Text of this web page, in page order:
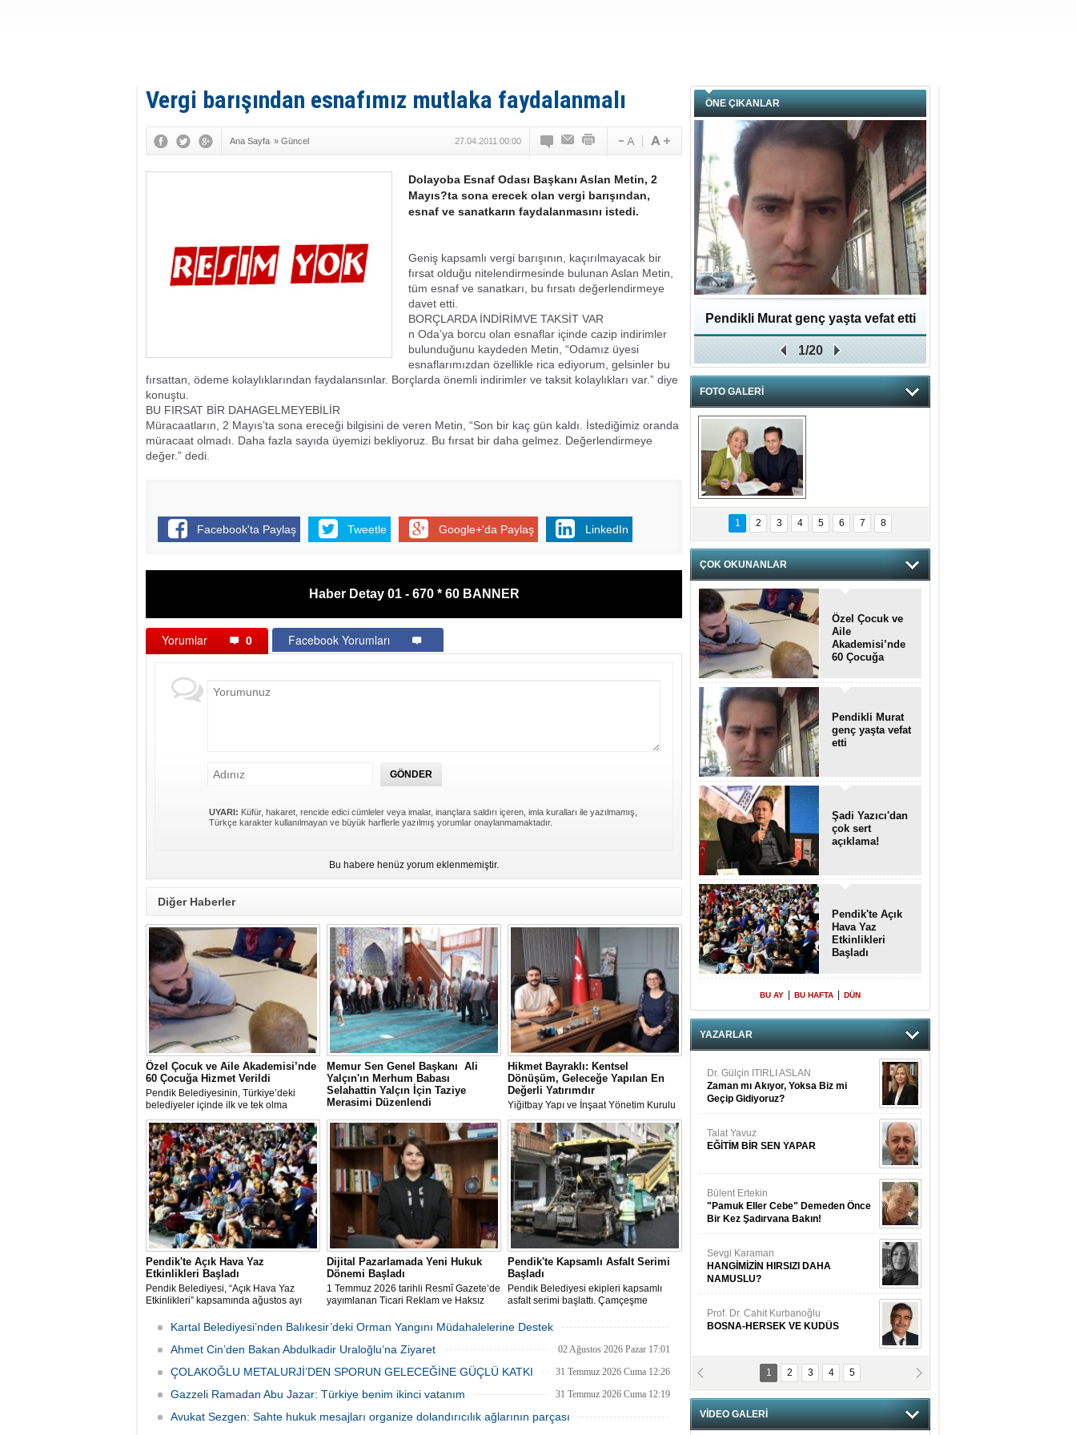
Vergi barışından esnafımız mutlaka faydalanmalı
Ana Sayfa » Güncel 27.04.2011 00:00
Dolayoba Esnaf Odası Başkanı Aslan Metin, 2
Mayıs?ta sona erecek olan vergi barışından,
esnaf ve sanatkarın faydalanmasını istedi.
Geniş kapsamlı vergi barışının, kaçırılmayacak bir
fırsat olduğu nitelendirmesinde bulunan Aslan Metin,
tüm esnaf ve sanatkarı, bu fırsatı değerlendirmeye
davet etti.
BORÇLARDA İNDİRİMVE TAKSİT VAR
n Oda’ya borcu olan esnaflar içinde cazip indirimler
bulunduğunu kaydeden Metin, “Odamız üyesi
esnaflarımızdan özellikle rica ediyorum, gelsinler bu
fırsattan, ödeme kolaylıklarından faydalansınlar. Borçlarda önemli indirimler ve taksit kolaylıkları var.” diye
konuştu.
BU FIRSAT BİR DAHAGELMEYEBİLİR
Müracaatların, 2 Mayıs’ta sona ereceği bilgisini de veren Metin, “Son bir kaç gün kaldı. İstediğimiz oranda
müracaat olmadı. Daha fazla sayıda üyemizi bekliyoruz. Bu fırsat bir daha gelmez. Değerlendirmeye
değer.” dedi.
Facebook'ta Paylaş Tweetle Google+'da Paylaş LinkedIn
Haber Detay 01 - 670 * 60 BANNER
Yorumlar 0 Facebook Yorumları
UYARI: Küfür, hakaret, rencide edici cümleler veya imalar, inançlara saldırı içeren, imla kuralları ile yazılmamış,
Türkçe karakter kullanılmayan ve büyük harflerle yazılmış yorumlar onaylanmamaktadır.
Bu habere henüz yorum eklenmemiştir.
Diğer Haberler
Özel Çocuk ve Aile Akademisi’nde
60 Çocuğa Hizmet Verildi
Pendik Belediyesinin, Türkiye’deki
belediyeler içinde ilk ve tek olma
özelliği taşıyan “Özel Çocuk ve Aile
Akademisi” programından ilk dönemde
60 özel çocuk yararlandı.
Memur Sen Genel Başkanı Ali
Yalçın'ın Merhum Babası
Selahattin Yalçın İçin Taziye
Merasimi Düzenlendi
Memur-Sen Genel Başkanı Ali Yalçın'ın
rahmet-i Rahman'a kavuşan kıymetli
babası Selahattin Yalçın için, Eğitim-Bir-
Sen İstanbul Şubelerinin
organizasyonuyla 1 Ağustos Cumartesi
günü Sultanbeyli Abdurrahmangazi
Camii'nde taziye merasimi düzenlendi.
Hikmet Bayraklı: Kentsel
Dönüşüm, Geleceğe Yapılan En
Değerli Yatırımdır
Yiğitbay Yapı ve İnşaat Yönetim Kurulu
Başkanı, İnşaat Mühendisi Hikmet
Bayraklı, emlak ve gayrimenkul
danışmanı Aslı Alan’ı çalışma ofisinde
ağırladı
Pendik'te Açık Hava Yaz
Etkinlikleri Başladı
Pendik Belediyesi, “Açık Hava Yaz
Etkinlikleri” kapsamında ağustos ayı
geceleri ve açık hava tiyatrolarıyla
vatandaşları kültür ve sanat
etkinliklerinde buluşturuyor.
Dijital Pazarlamada Yeni Hukuk
Dönemi Başladı
1 Temmuz 2026 tarihli Resmî Gazete’de
yayımlanan Ticari Reklam ve Haksız
değişiklikleri, 1 Ağustos itibarıyla
Pendik'te Kapsamlı Asfalt Serimi
Başladı
Pendik Belediyesi ekipleri kapsamlı
asfalt serimi başlattı. Çamçeşme
ekipler, caddenin Kemalpaşa ile Misakı
400 metrelik bölümü ile caddeye bağlı
Kartal Belediyesi’nden Balıkesir’deki Orman Yangını Müdahalelerine Destek
03 Ağustos 2026 Pazartesi 11:55
Ahmet Cin’den Bakan Abdulkadir Uraloğlu’na Ziyaret 02 Ağustos 2026 Pazar 17:01
ÇOLAKOĞLU METALURJİ’DEN SPORUN GELECEĞİNE GÜÇLÜ KATKI 31 Temmuz 2026 Cuma 12:26
Gazzeli Ramadan Abu Jazar: Türkiye benim ikinci vatanım 31 Temmuz 2026 Cuma 12:19
Avukat Sezgen: Sahte hukuk mesajları organize dolandırıcılık ağlarının parçası
ÖNE ÇIKANLAR
Pendikli Murat genç yaşta vefat etti
1/20
FOTO GALERİ
hnzzzna
1 2 3 4 5 6 7 8
ÇOK OKUNANLAR
Özel Çocuk ve
Aile
Akademisi’nde
60 Çocuğa
Pendikli Murat
genç yaşta vefat
etti
Şadi Yazıcı'dan
çok sert
açıklama!
Pendik'te Açık
Hava Yaz
Etkinlikleri
Başladı
BU AY BU HAFTA DÜN
YAZARLAR
Dr. Gülçin ITIRLI ASLAN
Zaman mı Akıyor, Yoksa Biz mi
Geçip Gidiyoruz?
Talat Yavuz
EĞİTİM BİR SEN YAPAR
Bülent Ertekin
"Pamuk Eller Cebe" Demeden Önce
Bir Kez Şadırvana Bakın!
Sevgi Karaman
HANGİMİZİN HIRSIZI DAHA
NAMUSLU?
Prof. Dr. Cahit Kurbanoğlu
BOSNA-HERSEK VE KUDÜS
Fatma Saçak Akbulut
1 2 3 4 5
VİDEO GALERİ